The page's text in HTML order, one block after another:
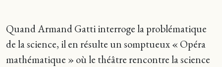
Quand Armand Gatti interroge la problématique
de la science, il en résulte un somptueux « Opéra
mathématique » où le théâtre rencontre la science